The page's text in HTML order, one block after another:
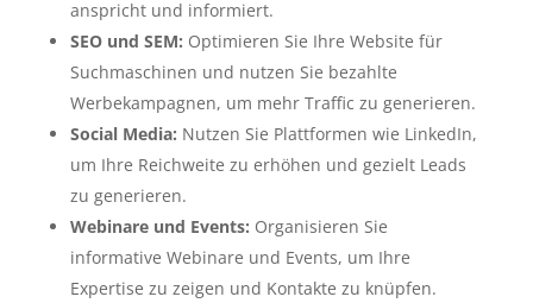
anspricht und informiert.
SEO und SEM: Optimieren Sie Ihre Website für
Suchmaschinen und nutzen Sie bezahlte
Werbekampagnen, um mehr Traffic zu generieren.
Social Media: Nutzen Sie Plattformen wie LinkedIn,
um Ihre Reichweite zu erhöhen und gezielt Leads
zu generieren.
Webinare und Events: Organisieren Sie
informative Webinare und Events, um Ihre
Expertise zu zeigen und Kontakte zu knüpfen.